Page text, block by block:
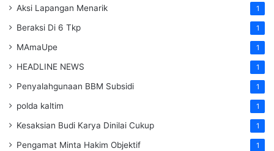
Aksi Lapangan Menarik 1
Beraksi Di 6 Tkp 1
MAmaUpe 1
HEADLINE NEWS 1
Penyalahgunaan BBM Subsidi 1
polda kaltim 1
Kesaksian Budi Karya Dinilai Cukup 1
Pengamat Minta Hakim Objektif 1